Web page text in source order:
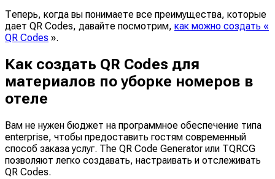
Теперь, когда вы понимаете все преимущества, которые
дает QR Codes, давайте посмотрим, как можно создать «
QR Codes ».
Как создать QR Codes для
материалов по уборке номеров в
отеле
Вам не нужен бюджет на программное обеспечение типа
enterprise, чтобы предоставить гостям современный
способ заказа услуг. The QR Code Generator или TQRCG
позволяют легко создавать, настраивать и отслеживать
QR Codes.